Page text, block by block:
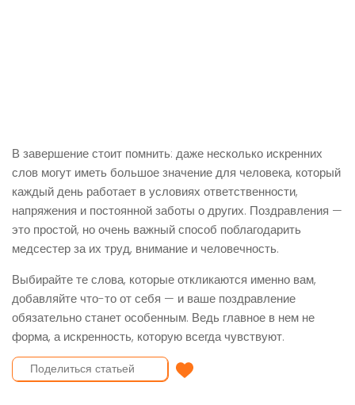
В завершение стоит помнить: даже несколько искренних
слов могут иметь большое значение для человека, который
каждый день работает в условиях ответственности,
напряжения и постоянной заботы о других. Поздравления —
это простой, но очень важный способ поблагодарить
медсестер за их труд, внимание и человечность.
Выбирайте те слова, которые откликаются именно вам,
добавляйте что-то от себя — и ваше поздравление
обязательно станет особенным. Ведь главное в нем не
форма, а искренность, которую всегда чувствуют.
Отправить поздравление